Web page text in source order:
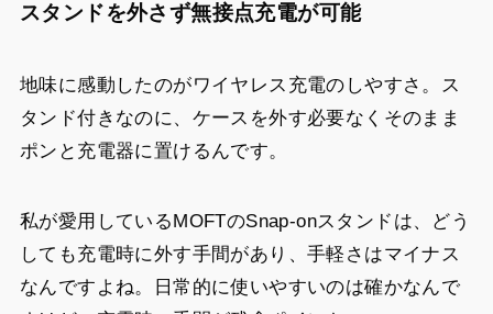
スタンドを外さず無接点充電が可能
地味に感動したのがワイヤレス充電のしやすさ。ス
タンド付きなのに、ケースを外す必要なくそのまま
ポンと充電器に置けるんです。
私が愛用しているMOFTのSnap-onスタンドは、どう
しても充電時に外す手間があり、手軽さはマイナス
なんですよね。日常的に使いやすいのは確かなんで